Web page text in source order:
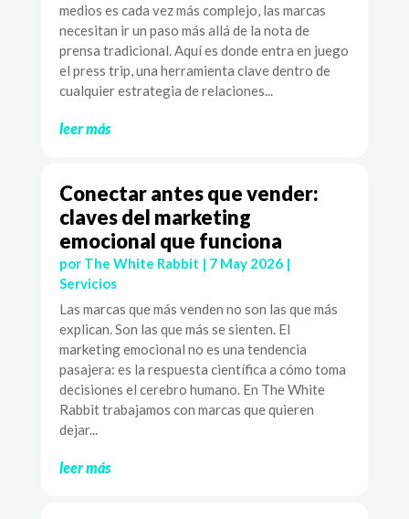
medios es cada vez más complejo, las marcas
necesitan ir un paso más allá de la nota de
prensa tradicional. Aquí es donde entra en juego
el press trip, una herramienta clave dentro de
cualquier estrategia de relaciones...
leer más
Conectar antes que vender:
claves del marketing
emocional que funciona
por The White Rabbit | 7 May 2026|
Servicios
Las marcas que más venden no son las que más
explican. Son las que más se sienten. El
marketing emocional no es una tendencia
pasajera: es la respuesta científica a cómo toma
decisiones el cerebro humano. En The White
Rabbit trabajamos con marcas que quieren
dejar...
leer más